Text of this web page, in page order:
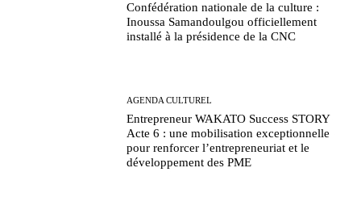
Confédération nationale de la culture :
Inoussa Samandoulgou officiellement
installé à la présidence de la CNC
AGENDA CULTUREL
Entrepreneur WAKATO Success STORY
Acte 6 : une mobilisation exceptionnelle
pour renforcer l’entrepreneuriat et le
développement des PME